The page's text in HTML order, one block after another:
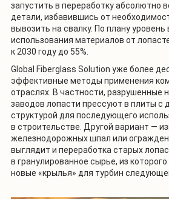
запустить в переработку абсолютно
детали, избавившись от
вывозить на свалку. По плану уровень
использования материалов от
к 2030 году до 55%.
Global Fiberglass Solution уже более
эффективные методы применения
отраслях. В частности, разрушенные
заводов лопасти прессуют в плиты с
структурой для последующего
в строительстве. Другой вариант —
железнодорожных шпал или
выглядит и переработка старых
в гранулированное сырье, из
новые «крылья» для турбин